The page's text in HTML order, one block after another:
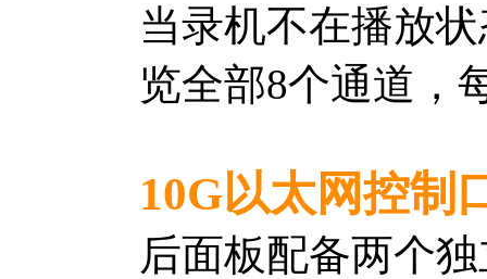
当录机不在播放
览全部8个通道，
10G以太网控制
后面板配备两个